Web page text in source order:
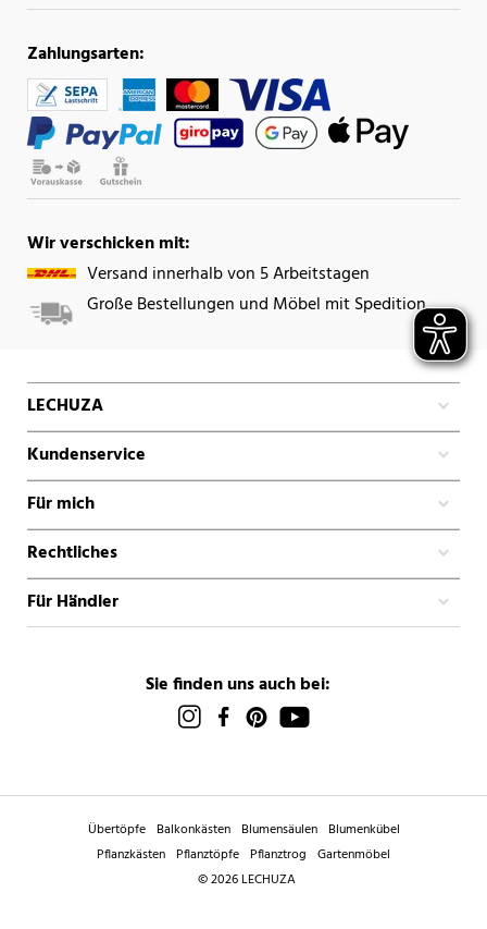
Zahlungsarten:
Wir verschicken mit:
Versand innerhalb von 5 Arbeitstagen
Große Bestellungen und Möbel mit Spedition
LECHUZA
Kundenservice
Für mich
Rechtliches
Für Händler
Sie finden uns auch bei:
Übertöpfe Balkonkästen Blumensäulen Blumenkübel
Pflanzkästen Pflanztöpfe Pflanztrog Gartenmöbel
© 2026 LECHUZA